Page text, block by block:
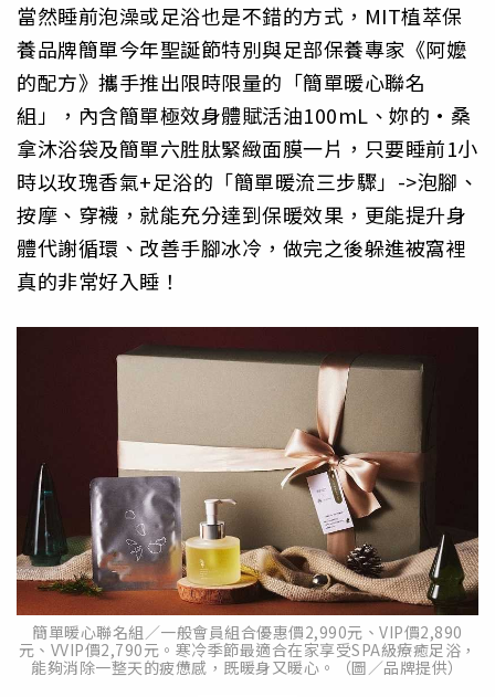
當然睡前泡澡或足浴也是不錯的方式，MIT植萃保
養品牌簡單今年聖誕節特別與足部保養專家《阿嬤
的配方》攜手推出限時限量的「簡單暖心聯名
組」，內含簡單極效身體賦活油100mL、妳的·桑
拿沐浴袋及簡單六胜肽緊緻面膜一片，只要睡前1小
時以玫瑰香氣+足浴的「簡單暖流三步驟」->泡腳、
按摩、穿襪，就能充分達到保暖效果，更能提升身
體代謝循環、改善手腳冰冷，做完之後躲進被窩裡
真的非常好入睡！
簡單暖心聯名組／一般會員組合優惠價2,990元、VIP價2,890
元、VVIP價2,790元。寒冷季節最適合在家享受SPA級療癒足浴，
能夠消除一整天的疲憊感，既暖身又暖心。（圖／品牌提供）